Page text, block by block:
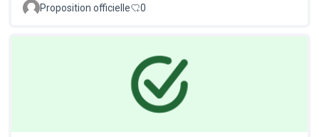
Proposition officielle 0